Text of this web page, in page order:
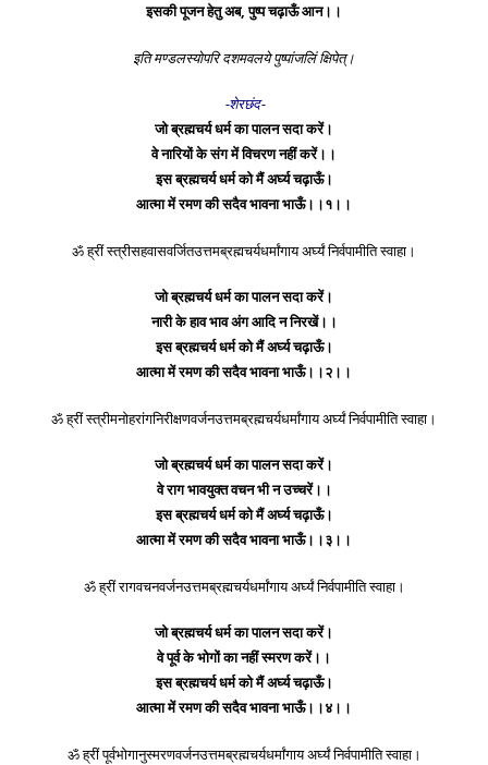
इसकी पूजन हेतु अब, पुष्प चढ़ाऊँ आन।।
इति मण्डलस्योपरि दशमवलये पुष्पांजलिं क्षिपेत्।
-शेरछंद-
जो ब्रह्मचर्य धर्म का पालन सदा करें।
वे नारियों के संग में विचरण नहीं करें।।
इस ब्रह्मचर्य धर्म को मैं अर्घ्य चढ़ाऊँ।
आत्मा में रमण की सदैव भावना भाऊँ।।१।।
ॐ ह्रीं स्त्रीसहवासवर्जितउत्तमब्रह्मचर्यधर्मांगाय अर्घ्यं निर्वपामीति स्वाहा।
जो ब्रह्मचर्य धर्म का पालन सदा करें।
नारी के हाव भाव अंग आदि न निरखें।।
इस ब्रह्मचर्य धर्म को मैं अर्घ्य चढ़ाऊँ।
आत्मा में रमण की सदैव भावना भाऊँ।।२।।
ॐ ह्रीं स्त्रीमनोहरांगनिरीक्षणवर्जनउत्तमब्रह्मचर्यधर्मांगाय अर्घ्यं निर्वपामीति स्वाहा।
जो ब्रह्मचर्य धर्म का पालन सदा करें।
वे राग भावयुक्त वचन भी न उच्चरें।।
इस ब्रह्मचर्य धर्म को मैं अर्घ्य चढ़ाऊँ।
आत्मा में रमण की सदैव भावना भाऊँ।।३।।
ॐ ह्रीं रागवचनवर्जनउत्तमब्रह्मचर्यधर्मांगाय अर्घ्यं निर्वपामीति स्वाहा।
जो ब्रह्मचर्य धर्म का पालन सदा करें।
वे पूर्व के भोगों का नहीं स्मरण करें।।
इस ब्रह्मचर्य धर्म को मैं अर्घ्य चढ़ाऊँ।
आत्मा में रमण की सदैव भावना भाऊँ।।४।।
ॐ ह्रीं पूर्वभोगानुस्मरणवर्जनउत्तमब्रह्मचर्यधर्मांगाय अर्घ्यं निर्वपामीति स्वाहा।